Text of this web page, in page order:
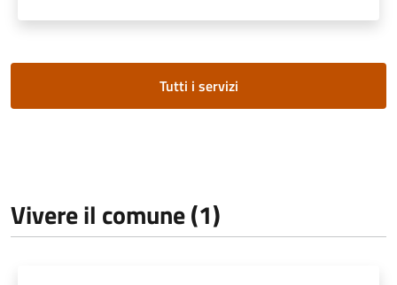
Tutti i servizi
Vivere il comune (1)